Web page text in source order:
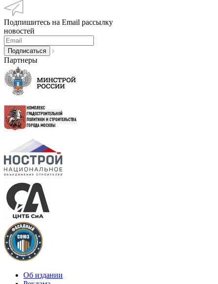
Подпишитесь на Email рассылку
новостей
Партнеры
Об издании